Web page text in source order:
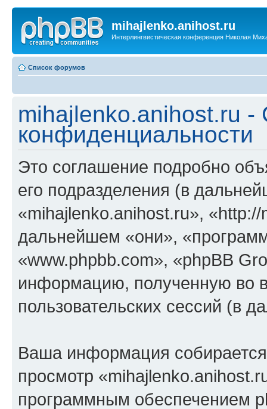
mihajlenko.anihost.ru
Интерлингвистическая конференция Николая
Список форумов
mihajlenko.anihost.ru -
конфиденциальности
Это соглашение подробно
его подразделения (в
«mihajlenko.anihost.ru»,
дальнейшем «они»,
«www.phpbb.com», «phpBB
информацию, полученную во
пользовательских сессий (в
Ваша информация
просмотр
программным обеспечением